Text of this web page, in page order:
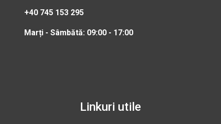
+40 745 153 295
Marți - Sâmbătă: 09:00 - 17:00
Linkuri utile